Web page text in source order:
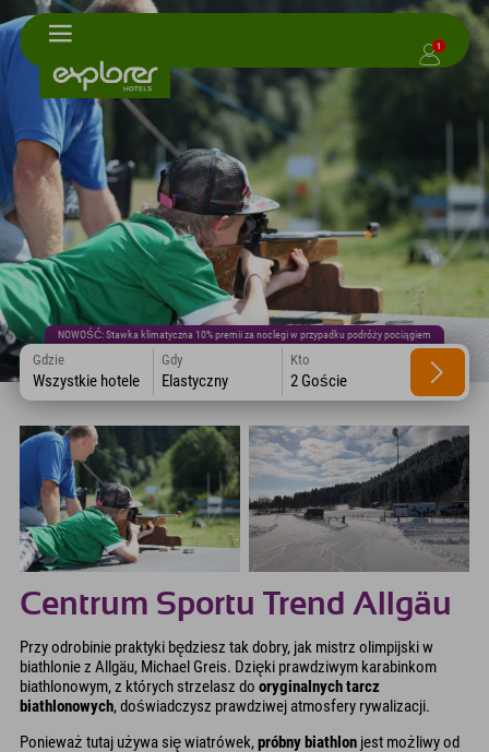
1
NOWOŚĆ: Stawka klimatyczna 10% premii za noclegi w przypadku podróży pociągiem
Gdzie
Wszystkie hotele
Gdy
Elastyczny
Kto
2 Goście
Centrum Sportu Trend Allgäu
Przy odrobinie praktyki będziesz tak dobry, jak mistrz olimpijski w
biathlonie z Allgäu, Michael Greis. Dzięki prawdziwym karabinkom
biathlonowym, z których strzelasz do oryginalnych tarcz
biathlonowych, doświadczysz prawdziwej atmosfery rywalizacji.
Ponieważ tutaj używa się wiatrówek,próbny biathlon jest możliwy od